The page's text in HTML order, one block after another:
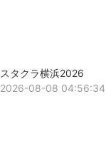
スタクラ横浜2026
2026-08-08 04:56:34